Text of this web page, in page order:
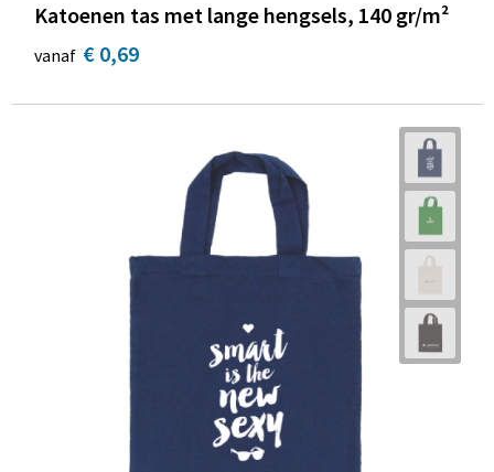
Katoenen tas met lange hengsels, 140 gr/m²
vanaf € 0,69